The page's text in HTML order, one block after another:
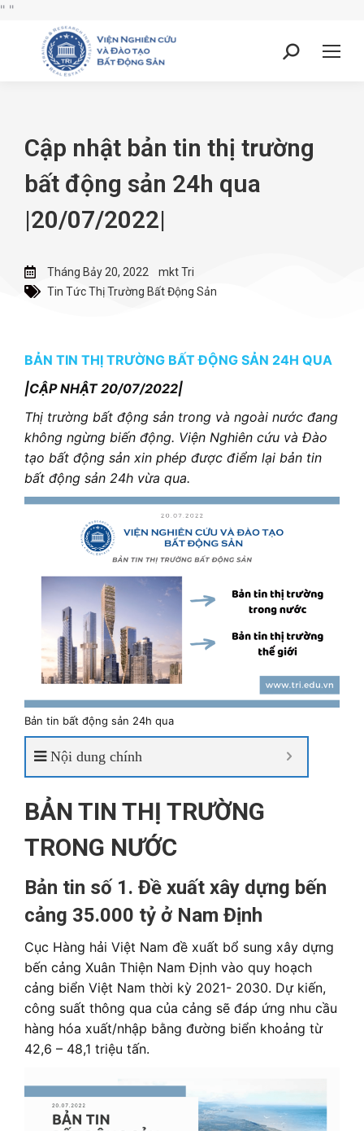
" "
Cập nhật bản tin thị trường
bất động sản 24h qua
|20/07/2022|
Tháng Bảy 20, 2022
mkt Tri
Tin Tức Thị Trường Bất Động Sản
BẢN TIN THỊ TRƯỜNG BẤT ĐỘNG SẢN 24H QUA
|CẬP NHẬT 20/07/2022|
Thị trường bất động sản trong và ngoài nước đang
không ngừng biến động. Viện Nghiên cứu và Đào
tạo bất động sản xin phép được điểm lại bản tin
bất động sản 24h vừa qua.
Bản tin bất động sản 24h qua
Nội dung chính
BẢN TIN THỊ TRƯỜNG
TRONG NƯỚC
Bản tin số 1. Đề xuất xây dựng bến
cảng 35.000 tỷ ở Nam Định
Cục Hàng hải Việt Nam đề xuất bổ sung xây dựng
bến cảng Xuân Thiện Nam Định vào quy hoạch
cảng biển Việt Nam thời kỳ 2021- 2030. Dự kiến,
công suất thông qua của cảng sẽ đáp ứng nhu cầu
hàng hóa xuất/nhập bằng đường biển khoảng từ
42,6 – 48,1 triệu tấn.